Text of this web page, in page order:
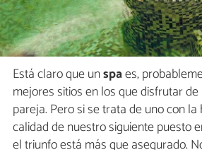
Está claro que unspaes,
mejores sitios en los que disfrutar
pareja. Pero si se trata de uno con
calidad de nuestro siguiente puesto
el triunfo está más que asegurado.